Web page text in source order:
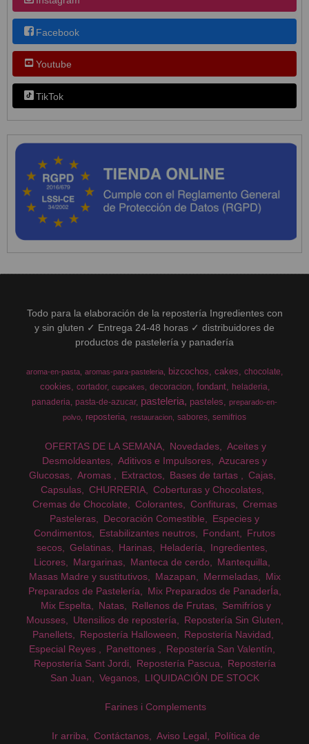
Facebook
Youtube
TikTok
Todo para la elaboración de la repostería Ingredientes con
y sin gluten ✓ Entrega 24-48 horas ✓ distribuidores de
productos de pastelería y panadería
aroma-en-pasta aromas-para-pasteleria bizcochos cakes chocolate
cookies cortador cupcakes decoracion fondant
heladeria
panaderia pasta-de-azucar pasteleria pasteles
preparado-en-
polvo
reposteria restauracion sabores semifrios
OFERTAS DE LA SEMANA Novedades
Aceites y
Desmoldeantes
Aditivos e Impulsores
Azucares y
Glucosas
Aromas Extractos Bases de tartas
Cajas
Capsulas
CHURRERIA
Coberturas y Chocolates
Cremas de Chocolate
Colorantes Confituras
Cremas
Pasteleras
Decoración Comestible
Especies y
Condimentos
Estabilizantes neutros Fondant
Frutos
secos
Gelatinas Harinas Heladería
Ingredientes
Licores
Margarinas Manteca de cerdo
Mantequilla
Masas Madre y sustitutivos
Mazapan Mermeladas
Mix
Preparados de Pastelería
Mix Preparados de PanaderÍa
Mix Espelta
Natas Rellenos de Frutas
Semifríos y
Mousses
Utensilios de repostería
Repostería Sin Gluten
Panellets
Repostería Halloween
Repostería Navidad
Especial Reyes
Panettones
Repostería San Valentín
Repostería Sant Jordi
Repostería Pascua
Repostería
San Juan
Veganos LIQUIDACIÓN DE STOCK
Farines i Complements
Ir arriba Contáctanos Aviso Legal Política de